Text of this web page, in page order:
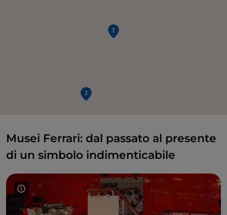
Musei Ferrari: dal passato al presente
di un simbolo indimenticabile